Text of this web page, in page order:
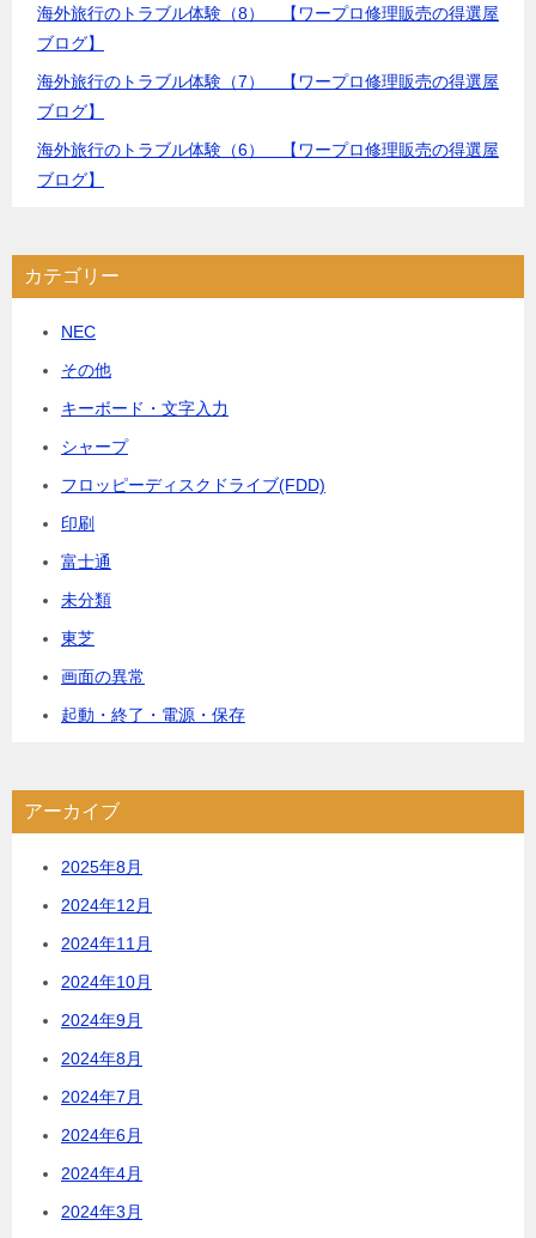
海外旅行のトラブル体験（8） 【ワープロ修理販売の得選屋
ブログ】
海外旅行のトラブル体験（7） 【ワープロ修理販売の得選屋
ブログ】
海外旅行のトラブル体験（6） 【ワープロ修理販売の得選屋
ブログ】
カテゴリー
NEC
その他
キーボード・文字入力
シャープ
フロッピーディスクドライブ(FDD)
印刷
富士通
未分類
東芝
画面の異常
起動・終了・電源・保存
アーカイブ
2025年8月
2024年12月
2024年11月
2024年10月
2024年9月
2024年8月
2024年7月
2024年6月
2024年4月
2024年3月